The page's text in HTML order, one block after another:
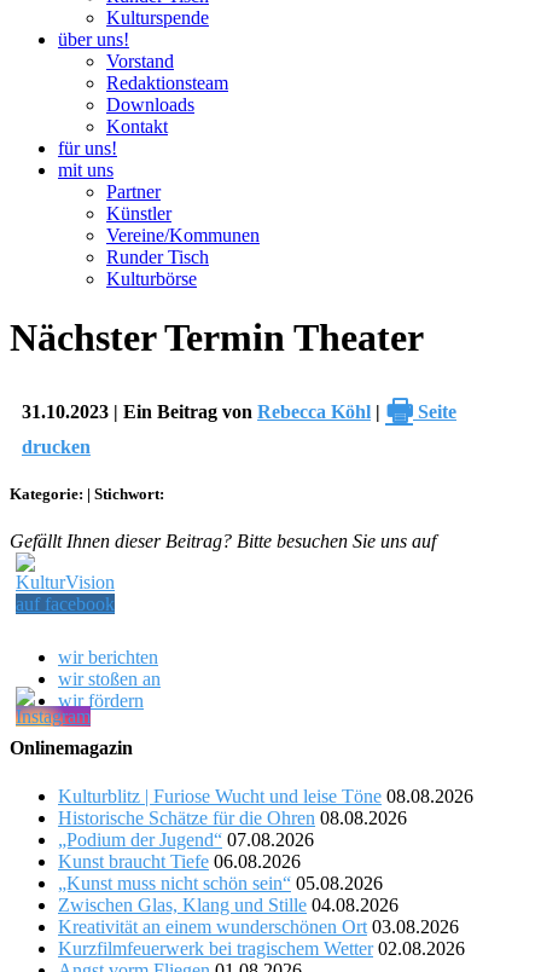
Kulturspende
über uns!
Vorstand
Redaktionsteam
Downloads
Kontakt
für uns!
mit uns
Partner
Künstler
Vereine/Kommunen
Runder Tisch
Kulturbörse
Nächster Termin Theater
31.10.2023 | Ein Beitrag von Rebecca Köhl | 🖶 Seite
drucken
Kategorie: | Stichwort:
Gefällt Ihnen dieser Beitrag? Bitte besuchen Sie uns auf
wir berichten
wir stoßen an
wir fördern
Onlinemagazin
Kulturblitz | Furiose Wucht und leise Töne 08.08.2026
Historische Schätze für die Ohren 08.08.2026
„Podium der Jugend“ 07.08.2026
Kunst braucht Tiefe 06.08.2026
„Kunst muss nicht schön sein“ 05.08.2026
Zwischen Glas, Klang und Stille 04.08.2026
Kreativität an einem wunderschönen Ort 03.08.2026
Kurzfilmfeuerwerk bei tragischem Wetter 02.08.2026